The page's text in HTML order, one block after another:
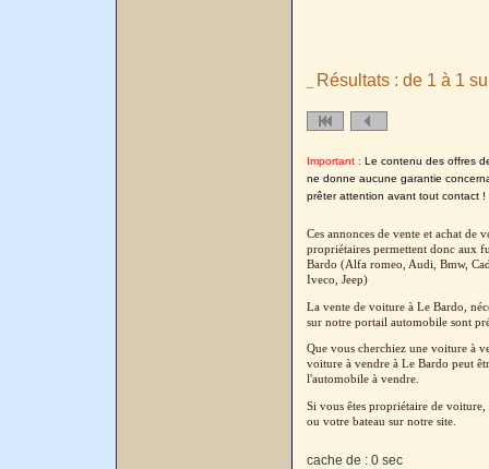
Résultats : de 1 à 1
Important : Le contenu des offres
ne donne aucune garantie
prêter attention avant tout contact !
Ces annonces de vente et achat de
propriétaires permettent donc aux
Bardo (Alfa romeo, Audi, Bmw,
Iveco, Jeep)
La vente de voiture à Le Bardo,
sur notre portail automobile sont
Que vous cherchiez une voiture à
voiture à vendre à Le Bardo peut
l'automobile à vendre.
Si vous êtes propriétaire de
ou votre bateau sur notre site.
cache de : 0 sec